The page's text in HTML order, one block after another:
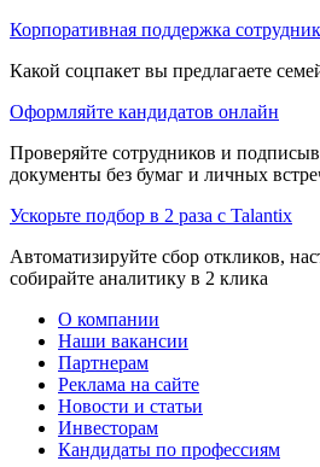
Корпоративная поддержка
Какой соцпакет вы предлагаете
Оформляйте кандидатов онлайн
Проверяйте сотрудников и
документы без бумаг и личных
Ускорьте подбор в 2 раза с Talantix
Автоматизируйте сбор откликов,
собирайте аналитику в 2 клика
О компании
Наши вакансии
Партнерам
Реклама на сайте
Новости и статьи
Инвесторам
Кандидаты по профессиям